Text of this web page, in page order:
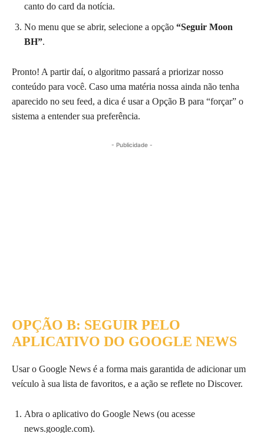
canto do card da notícia.
No menu que se abrir, selecione a opção “Seguir Moon
BH”.
Pronto! A partir daí, o algoritmo passará a priorizar nosso
conteúdo para você. Caso uma matéria nossa ainda não tenha
aparecido no seu feed, a dica é usar a Opção B para “forçar” o
sistema a entender sua preferência.
- Publicidade -
OPÇÃO B: SEGUIR PELO
APLICATIVO DO GOOGLE NEWS
Usar o Google News é a forma mais garantida de adicionar um
veículo à sua lista de favoritos, e a ação se reflete no Discover.
Abra o aplicativo do Google News (ou acesse
news.google.com).